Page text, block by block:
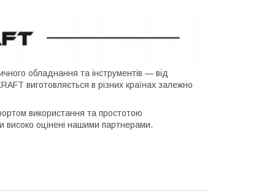
обладнання та інструментів — від
виготовляється в різних країнах залежно
використання та простотою
високо оцінені нашими партнерами.